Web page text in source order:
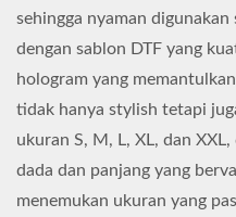
sehingga nyaman
dengan sablon DTF yang
hologram yang
tidak hanya stylish tetapi
ukuran S, M, L, XL, dan
dada dan panjang yang
menemukan ukuran yang